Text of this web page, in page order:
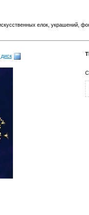
елок, украшений,